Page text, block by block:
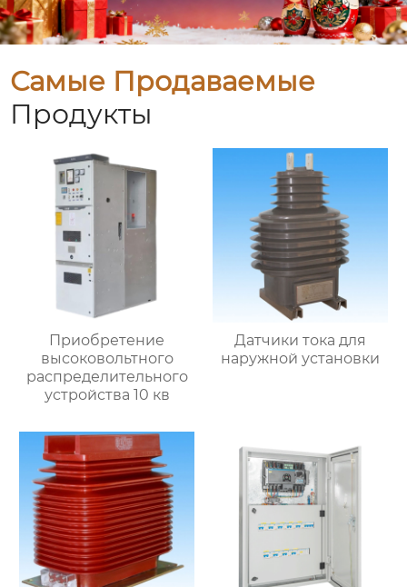
Самые Продаваемые
Продукты
Приобретение
высоковольтного
распределительного
устройства 10 кв
Датчики тока для
наружной установки